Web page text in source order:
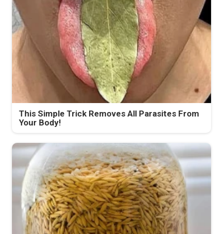
This Simple Trick Removes All Parasites From
Your Body!